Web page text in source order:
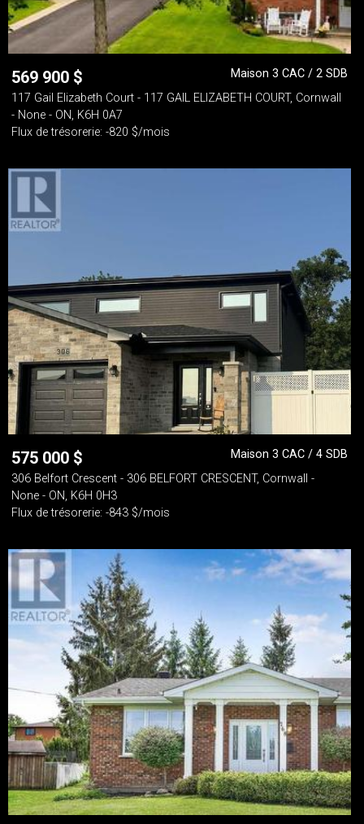
569 900 $
Maison 3 CAC / 2 SDB
117 Gail Elizabeth Court - 117 GAIL ELIZABETH COURT, Cornwall
- None - ON, K6H 0A7
Flux de trésorerie: -820 $/mois
575 000 $
Maison 3 CAC / 4 SDB
306 Belfort Crescent - 306 BELFORT CRESCENT, Cornwall -
None - ON, K6H 0H3
Flux de trésorerie: -843 $/mois